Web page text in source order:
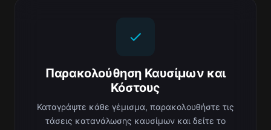
Παρακολούθηση Καυσίμων και
Κόστους
Καταγράψτε κάθε γέμισμα, παρακολουθήστε τις
τάσεις κατανάλωσης καυσίμων και δείτε το